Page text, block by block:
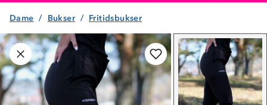
Produktet er lagt i handlekurven
Dame Bukser Fritidsbukser